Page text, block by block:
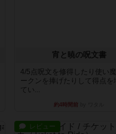
宵と暁の呪文書
4/5点呪文を修得したり使い魔
ークンを捧げたりして得点を
てい...
約4時間前
レビュー